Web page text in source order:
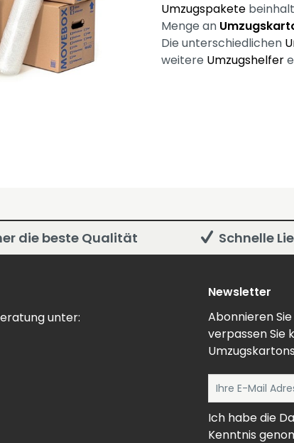
Umzugspakete
Menge an
Die unterschiedlichen
weitere Umzugshelfer
die beste Qualität Schnelle
unter:
Newsletter
Abonnieren
verpassen Sie
Ich habe die
Kenntnis